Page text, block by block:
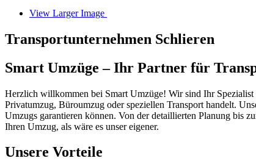
View Larger Image
Transportunternehmen Schlieren
Smart Umzüge – Ihr Partner für
Herzlich willkommen bei Smart Umzüge! Wir sind Ihr Spezialist
Privatumzug, Büroumzug oder speziellen Transport handelt.
Umzugs garantieren können. Von der detaillierten Planung bis
Ihren Umzug, als wäre es unser eigener.
Unsere Vorteile